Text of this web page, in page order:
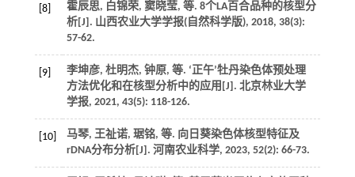
[8] 霍辰思, 白锦荣, 窦晓莹, 等. 8个LA百合品种的核型分
析[J]. 山西农业大学学报(自然科学版), 2018, 38(3):
57-62.
[9] 李坤彦, 杜明杰, 钟原, 等. ‘正午’牡丹染色体预处理
方法优化和在核型分析中的应用[J]. 北京林业大学
学报, 2021, 43(5): 118-126.
[10] 马琴, 王祉诺, 琚铭, 等. 向日葵染色体核型特征及
rDNA分布分析[J]. 河南农业科学, 2023, 52(2): 66-73.